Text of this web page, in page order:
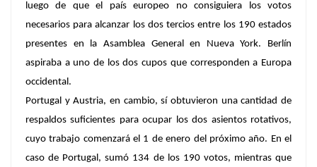
luego de que el país europeo no consiguiera los votos
necesarios para alcanzar los dos tercios entre los 190 estados
presentes en la Asamblea General en Nueva York. Berlín
aspiraba a uno de los dos cupos que corresponden a Europa
occidental.
Portugal y Austria, en cambio, sí obtuvieron una cantidad de
respaldos suficientes para ocupar los dos asientos rotativos,
cuyo trabajo comenzará el 1 de enero del próximo año. En el
caso de Portugal, sumó 134 de los 190 votos, mientras que